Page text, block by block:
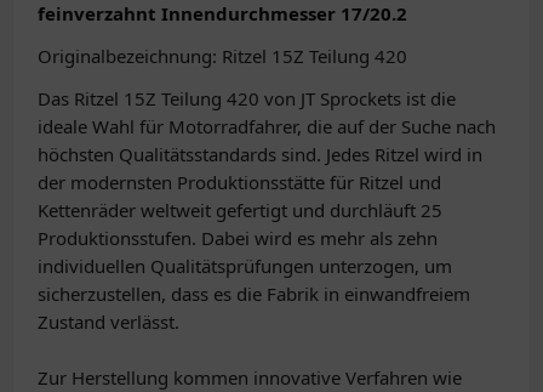
feinverzahnt Innendurchmesser 17/20.2
Originalbezeichnung: Ritzel 15Z Teilung 420
Das Ritzel 15Z Teilung 420 von JT Sprockets ist die
ideale Wahl für Motorradfahrer, die auf der Suche nach
höchsten Qualitätsstandards sind. Jedes Ritzel wird in
der modernsten Produktionsstätte für Ritzel und
Kettenräder weltweit gefertigt und durchläuft 25
Produktionsstufen. Dabei wird es mehr als zehn
individuellen Qualitätsprüfungen unterzogen, um
sicherzustellen, dass es die Fabrik in einwandfreiem
Zustand verlässt.
Zur Herstellung kommen innovative Verfahren wie